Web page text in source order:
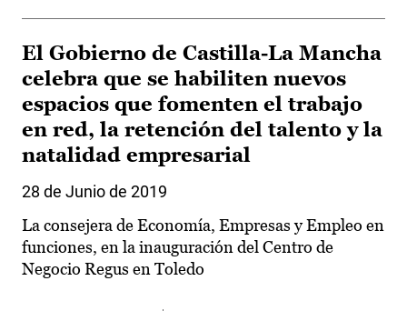
El Gobierno de Castilla-La Mancha
celebra que se habiliten nuevos
espacios que fomenten el trabajo
en red, la retención del talento y la
natalidad empresarial
28 de Junio de 2019
La consejera de Economía, Empresas y Empleo en
funciones, en la inauguración del Centro de
Negocio Regus en Toledo